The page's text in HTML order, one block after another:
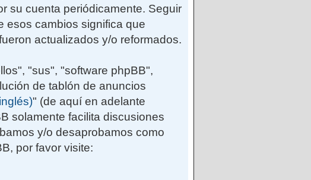
su cuenta periódicamente. Seguir
esos cambios significa que
actualizados y/o reformados.
"sus", "software phpBB",
de tablón de anuncios
" (de aquí en adelante
solamente facilita discusiones
y/o desaprobamos como
por favor visite: